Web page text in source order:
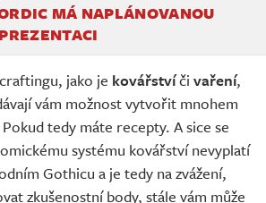
MÁ NAPLÁNOVANOU
jako je kovářstvíči vaření,
vám možnost vytvořit mnohem
tedy máte recepty. A sice se
systému kovářství nevyplatí
Gothicu a je tedy na zvážení,
zkušenostní body, stále vám může